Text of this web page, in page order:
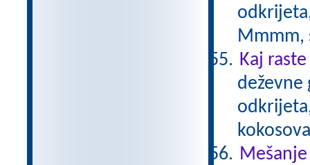
Kaj
deževne